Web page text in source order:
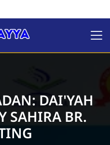
Pekanbaru
DAI'YAH
SAHIRA BR.